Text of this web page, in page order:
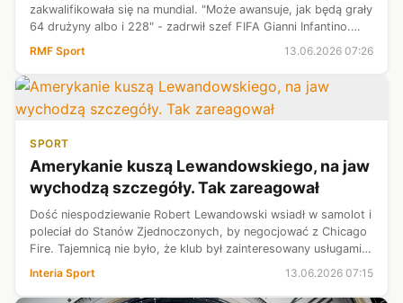
zakwalifikowała się na mundial. "Może awansuje, jak będą grały
64 drużyny albo i 228" - zadrwił szef FIFA Gianni Infantino.
RMF Sport 13.06.2026 07:26
SPORT
Amerykanie kuszą Lewandowskiego, na jaw
wychodzą szczegóły. Tak zareagował
Dość niespodziewanie Robert Lewandowski wsiadł w samolot i
poleciał do Stanów Zjednoczonych, by negocjować z Chicago
Fire. Tajemnicą nie było, że klub był zainteresowany usługami
teraz. Szczeg...
Interia Sport 13.06.2026 07:15